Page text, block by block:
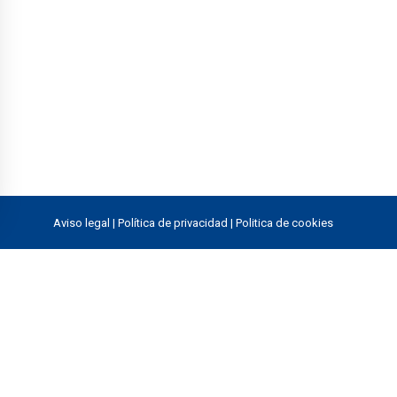
Aviso legal | Política de privacidad | Politica de cookies